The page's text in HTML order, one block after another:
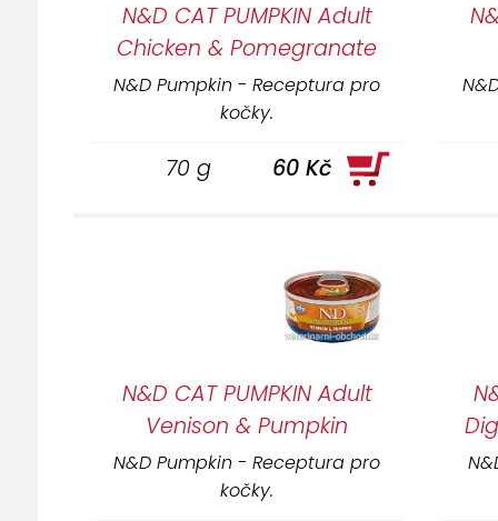
N&D CAT PUMPKIN Adult
Chicken & Pomegranate
N&D Pumpkin - Receptura pro
kočky.
70 g 60 Kč
N&D CAT PUMPKIN Adult
Venison & Pumpkin
N&D Pumpkin - Receptura pro
kočky.